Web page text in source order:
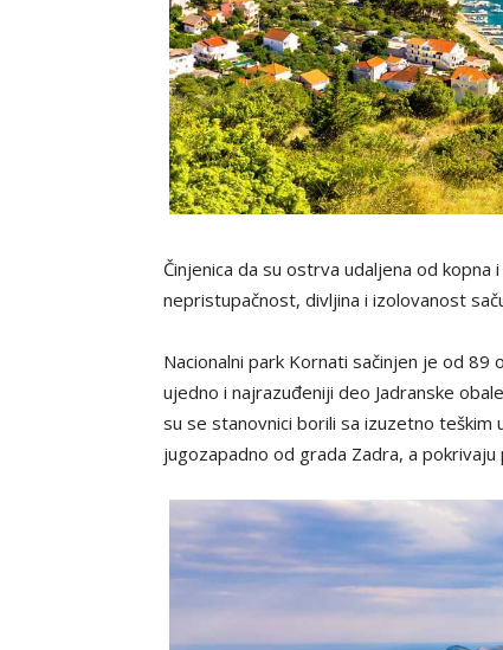
Činjenica da su ostrva udaljena od
nepristupačnost, divljina i izolovanost
Nacionalni park Kornati sačinjen je od
ujedno i najrazuđeniji deo Jadranske
su se stanovnici borili sa izuzetno teškim
jugozapadno od grada Zadra, a